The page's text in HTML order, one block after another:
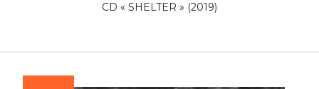
CD « SHELTER » (2019)